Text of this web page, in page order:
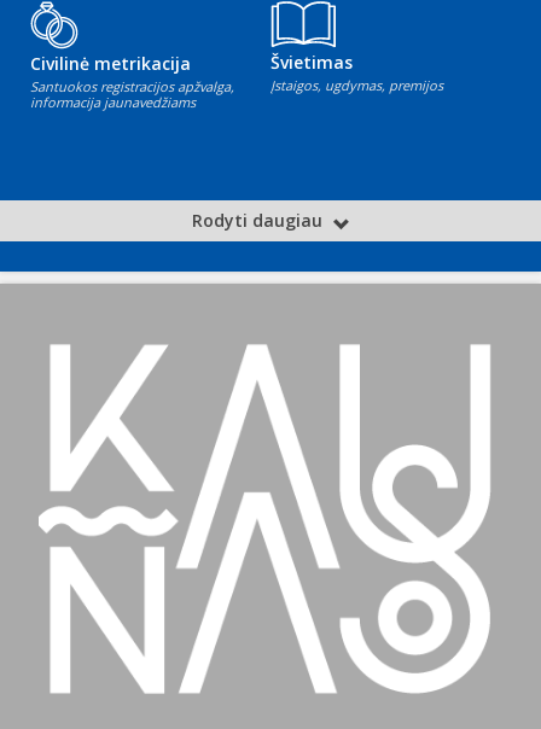
Civilinė metrikacija
Santuokos registracijos apžvalga,
informacija jaunavedžiams
Švietimas
Įstaigos, ugdymas, premijos
Rodyti daugiau